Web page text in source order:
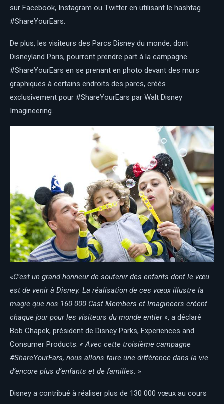
sur Facebook, Instagram ou Twitter en utilisant le hashtag
#ShareYourEars.
De plus, les visiteurs des Parcs Disney du monde, dont
Disneyland Paris, pourront prendre part à la campagne
#ShareYourEars en se prenant en photo devant des murs
graphiques à certains endroits des parcs, créés
exclusivement pour #ShareYourEars par Walt Disney
Imagineering.
«C’est un grand honneur de soutenir des enfants dont le vœu
est de venir à Disney. La réalisation de ces vœux illustre la
magie que nos 160 000 Cast Members et Imagineers créent
chaque jour pour les visiteurs du monde entier », a déclaré
Bob Chapek, président de Disney Parks, Experiences and
Consumer Products. « Avec cette troisième campagne
#ShareYourEars, nous allons faire une différence dans la vie
d’encore plus d’enfants et de familles. »
Disney a contribué à réaliser plus de 130 000 vœux au cours